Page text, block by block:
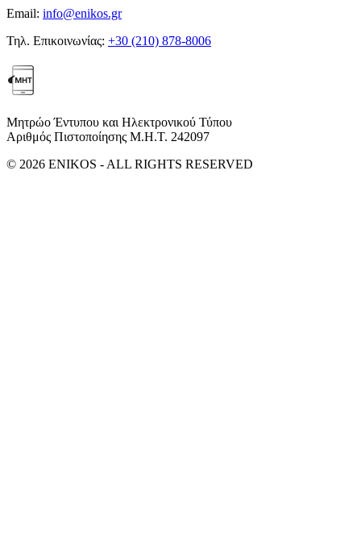
Email: info@enikos.gr
Τηλ. Επικοινωνίας: +30 (210) 878-8006
Μητρώο Έντυπου και Ηλεκτρονικού Τύπου
Αριθμός Πιστοποίησης Μ.Η.Τ. 242097
© 2026 ENIKOS - ALL RIGHTS RESERVED